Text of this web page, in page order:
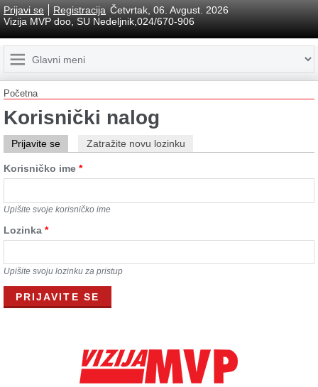
Prijavi se Registracija Četvrtak, 06. Avgust. 2026
Vizija MVP doo, SU Nedeljnik,024/670-906
Početna
Korisnički nalog
Prijavite se Zatražite novu lozinku
Korisničko ime *
Upišite svoje korisničko ime
Lozinkа *
Upišite svoju lozinku za pristup